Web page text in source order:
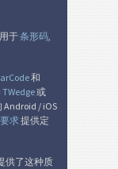
于条形码,
和
TWedge或
Android / iOS
求 提供定
供了这种质